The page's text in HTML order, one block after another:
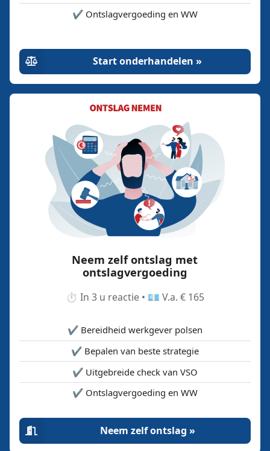
✔️ Ontslagvergoeding en WW
Start onderhandelen »
Neem zelf ontslag met
ontslagvergoeding
⏱️ In 3 u reactie • 💶 V.a. € 165
✔️ Bereidheid werkgever polsen
✔️ Bepalen van beste strategie
✔️ Uitgebreide check van VSO
✔️ Ontslagvergoeding en WW
Neem zelf ontslag »